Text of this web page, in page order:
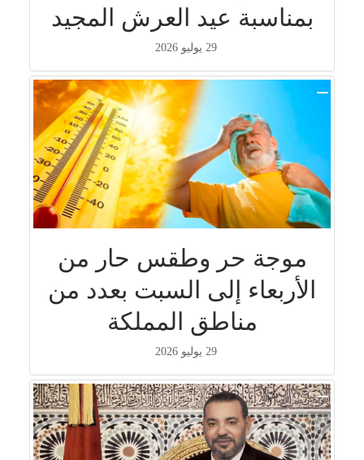
بمناسبة عيد العرش المجيد
29 يوليو 2026
موجة حر وطقس حار من
الأربعاء إلى السبت بعدد من
مناطق المملكة
29 يوليو 2026